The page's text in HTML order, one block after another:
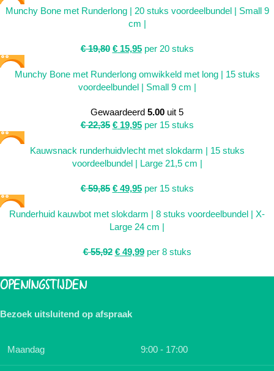
SALE
Munchy Bone met Runderlong | 20 stuks voordeelbundel | Small 9
cm |
€19,80 €15,95 per 20 stuks
SALEMunchy Bone met Runderlong omwikkeld met long | 15 stuks
voordeelbundel | Small 9 cm |
Gewaardeerd 5.00 uit 5
€22,35 €19,95 per 15 stuks
Kauwsnack runderhuidvlecht met slokdarm | 15 stuks
voordeelbundel | Large 21,5 cm |
€59,85 €49,95 per 15 stuks
SALE
Runderhuid kauwbot met slokdarm | 8 stuks voordeelbundel | X-
Large 24 cm |
€55,92 €49,99 per 8 stuks
OPENINGSTIJDEN
Bezoek uitsluitend op afspraak
Maandag 9:00 - 17:00